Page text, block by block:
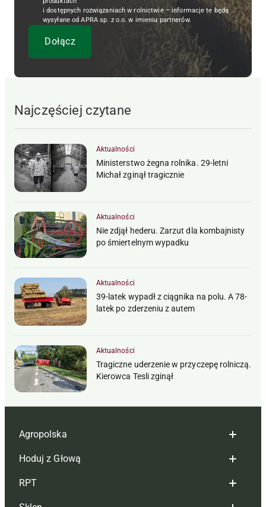
i dostępnych rozwiązaniach w rolnictwie – informacje te będą
wysyłane od APRA sp. z o.o. w imieniu partnerów.
Najczęściej czytane
Aktualności
Ministerstwo żegna rolnika. 29-letni
Michał zginął tragicznie
Aktualności
Nie zdjął hederu. Zarzut dla kombajnisty
po śmiertelnym wypadku
Aktualności
39-latek wypadł z ciągnika na polu. A 78-
latek po zderzeniu z autem
Aktualności
Tragiczne uderzenie w przyczepę rolniczą.
Kierowca Tesli zginął
Agropolska
Redakcja
Reklama
Hoduj z Głową
Hoduj z głową bydło
RPT